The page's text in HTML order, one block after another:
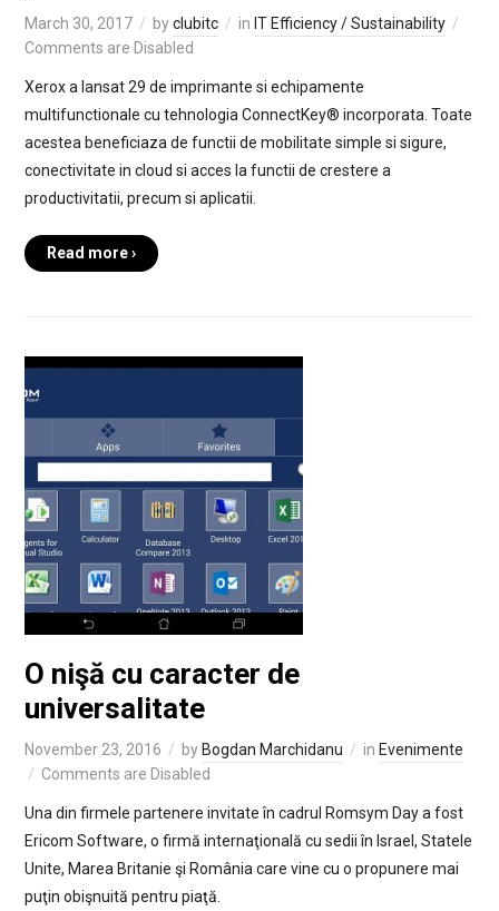
March 30, 2017 byclubitc in IT Efficiency / Sustainability
Comments are Disabled
Xerox a lansat 29 de imprimante si echipamente
multifunctionale cu tehnologia ConnectKey® incorporata. Toate
acestea beneficiaza de functii de mobilitate simple si sigure,
conectivitate in cloud si acces la functii de crestere a
productivitatii, precum si aplicatii.
Read more ›
O nişă cu caracter de
universalitate
November 23, 2016 by Bogdan Marchidanu in Evenimente
Comments are Disabled
Una din firmele partenere invitate în cadrul Romsym Day a fost
Ericom Software, o firmă internaţională cu sedii în Israel, Statele
Unite, Marea Britanie şi România care vine cu o propunere mai
puţin obişnuită pentru piaţă.